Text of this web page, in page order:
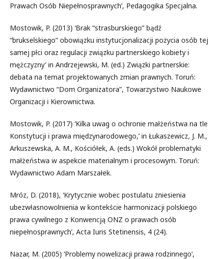
Prawach Osób Niepełnosprawnych’, Pedagogika Specjalna.
Mostowik, P. (2013) ‘Brak “strasburskiego” bądź
“brukselskiego” obowiązku instytucjonalizacji pożycia osób tej
samej płci oraz regulacji związku partnerskiego kobiety i
mężczyzny’ in Andrzejewski, M. (ed.) Związki partnerskie:
debata na temat projektowanych zmian prawnych. Toruń:
Wydawnictwo “Dom Organizatora”, Towarzystwo Naukowe
Organizacji i Kierownictwa.
Mostowik, P. (2017) ‘Kilka uwag o ochronie małżeństwa na tle
Konstytucji i prawa międzynarodowego,’ in Łukaszewicz, J. M.,
Arkuszewska, A. M., Kościółek, A. (eds.) Wokół problematyki
małżeństwa w aspekcie materialnym i procesowym. Toruń:
Wydawnictwo Adam Marszałek.
Mróz, D. (2018), ‘Krytycznie wobec postulatu zniesienia
ubezwłasnowolnienia w kontekście harmonizacji polskiego
prawa cywilnego z Konwencją ONZ o prawach osób
niepełnosprawnych’, Acta Iuris Stetinensis, 4 (24).
Nazar, M. (2005) ‘Problemy nowelizacji prawa rodzinnego’,